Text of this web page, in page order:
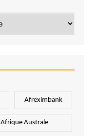
Afreximbank
Afrique Australe